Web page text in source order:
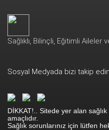
Sağlıklı, Bilinçli, Eğitimli Aileler
Sosyal Medyada bizi takip
DİKKAT!.. Sitede yer alan
amaçlıdır.
Sağlık sorunlarınız için lütfen